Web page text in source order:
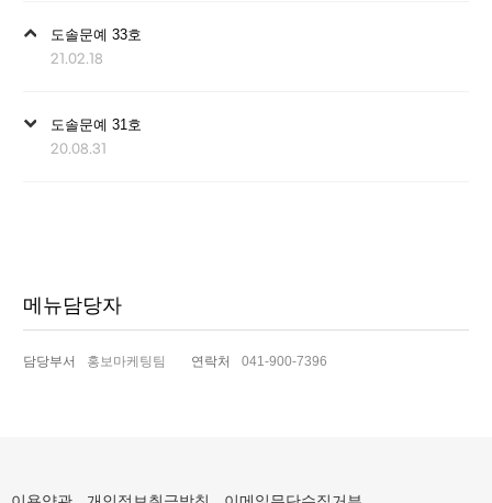
이
전
도솔문예 33호
21.02.18
다
음
도솔문예 31호
20.08.31
메뉴담당자
담당부서 홍보마케팅팀 연락처 041-900-7396